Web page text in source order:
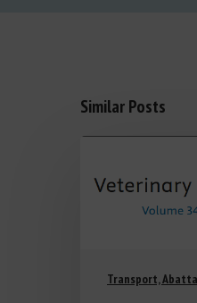
Similar Posts
Transport,